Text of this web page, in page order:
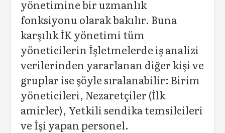
yönetimine bir uzmanlık
fonksiyonu olarak bakılır. Buna
karşılık İK yönetimi tüm
yöneticilerin İşletmelerde iş analizi
verilerinden yararlanan diğer kişi ve
gruplar ise şöyle sıralanabilir: Birim
yöneticileri, Nezaretçiler (İlk
amirler), Yetkili sendika temsilcileri
ve İşi yapan personel.